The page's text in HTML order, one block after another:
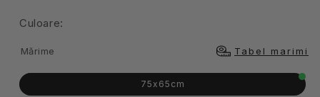
Culoare:
Mărime Tabel marimi
75x65cm